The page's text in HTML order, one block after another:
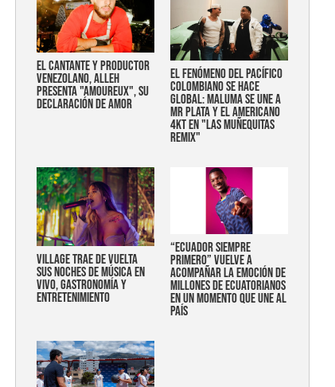
EL CANTANTE Y PRODUCTOR
VENEZOLANO, ALLEH
PRESENTA "AMOUREUX", SU
DECLARACIÓN DE AMOR
EL FENÓMENO DEL PACÍFICO
COLOMBIANO SE HACE
GLOBAL: MALUMA SE UNE A
MR PLATA Y EL AMERICANO
4KT EN "LAS MUÑEQUITAS
REMIX"
Village trae de vuelta
sus noches de música en
vivo, gastronomía y
entretenimiento
“Ecuador siempre
primero” vuelve a
acompañar la emoción de
millones de ecuatorianos
en un momento que une al
país